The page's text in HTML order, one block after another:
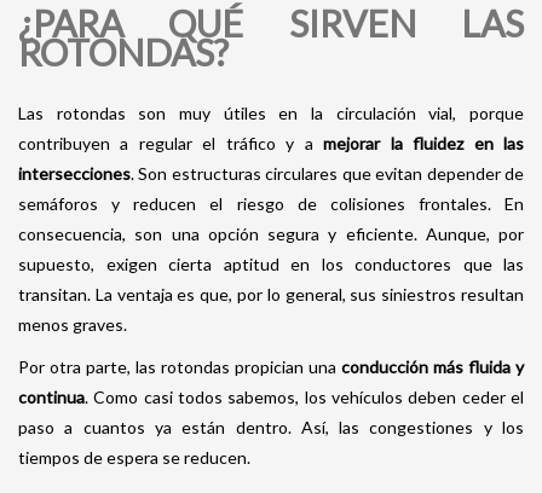
¿PARA QUÉ SIRVEN LAS
ROTONDAS?
Las rotondas son muy útiles en la circulación vial, porque
contribuyen a regular el tráfico y amejorar la fluidez en las
intersecciones. Son estructuras circulares que evitan depender de
semáforos y reducen el riesgo de colisiones frontales. En
consecuencia, son una opción segura y eficiente. Aunque, por
supuesto, exigen cierta aptitud en los conductores que las
transitan. La ventaja es que, por lo general, sus siniestros resultan
menos graves.
Por otra parte, las rotondas propician una conducción más fluida y
continua. Como casi todos sabemos, los vehículos deben ceder el
paso a cuantos ya están dentro. Así, las congestiones y los
tiempos de espera se reducen.